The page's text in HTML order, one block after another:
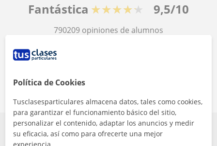
Fantástica ★★★★★ 9,5/10
790209 opiniones de alumnos
© 2007 - 2026 Tus clases particulares
Mapa web:
Política de Cookies
Tusclasesparticulares almacena datos, tales como cookies,
para garantizar el funcionamiento básico del sitio,
personalizar el contenido, adaptar los anuncios y medir
su eficacia, así como para ofrecerte una mejor
experiencia.